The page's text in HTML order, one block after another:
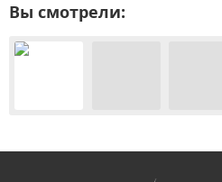
Вы смотрели: